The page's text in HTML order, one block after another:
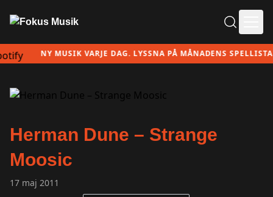
NY MUSIK VARJE DAG. LYSSNA PÅ MÅNADENS SPELLISTA
Herman Dune – Strange
Moosic
17 maj 2011